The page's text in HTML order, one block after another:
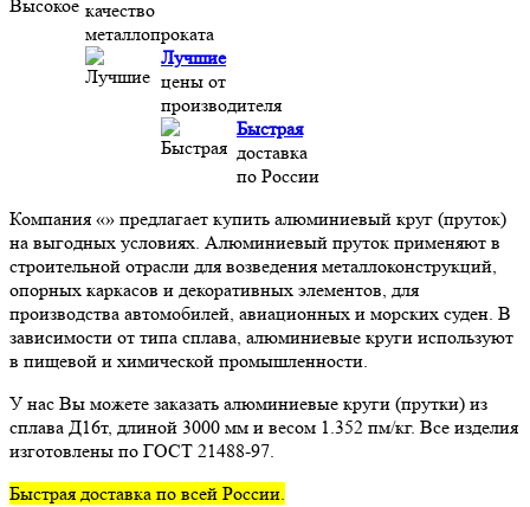
качество
металлопроката
Лучшие
цены от
производителя
Быстрая
доставка
по России
Компания «» предлагает купить алюминиевый круг (пруток)
на выгодных условиях. Алюминиевый пруток применяют в
строительной отрасли для возведения металлоконструкций,
опорных каркасов и декоративных элементов, для
производства автомобилей, авиационных и морских суден. В
зависимости от типа сплава, алюминиевые круги используют
в пищевой и химической промышленности.
У нас Вы можете заказать алюминиевые круги (прутки) из
сплава Д16т, длиной 3000 мм и весом 1.352 пм/кг. Все изделия
изготовлены по ГОСТ 21488-97.
Быстрая доставка по всей России.